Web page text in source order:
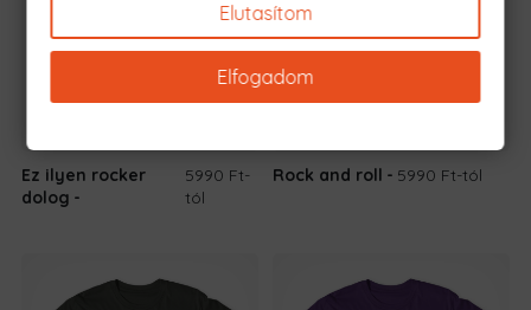
Ez ilyen rocker
dolog
5990 Ft-
tól
Rock and roll 5990 Ft-tól
Elutasítom
Elfogadom